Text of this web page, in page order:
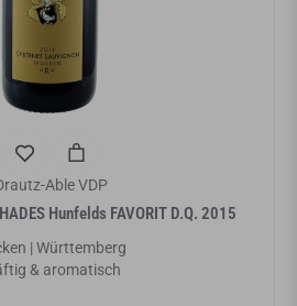
Able VDP
Hunfelds FAVORIT D.Q. 2015
| Württemberg
& aromatisch